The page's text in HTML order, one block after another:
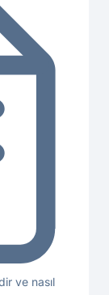
ve nasıl